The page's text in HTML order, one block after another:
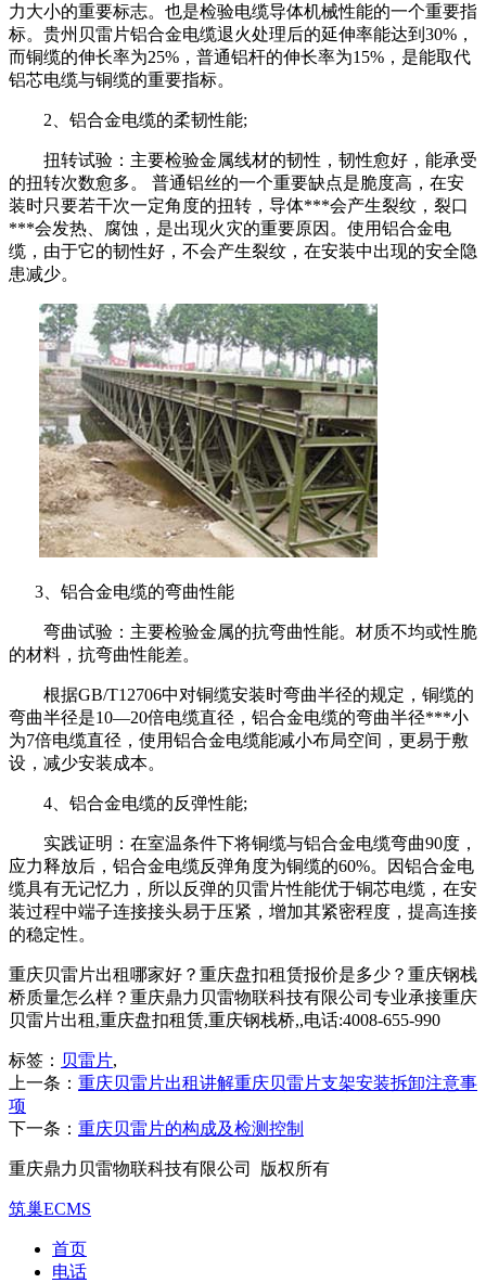
力大小的重要标志。也是检验电缆导体机械性能的一个重要指
标。贵州贝雷片铝合金电缆退火处理后的延伸率能达到30%，
而铜缆的伸长率为25%，普通铝杆的伸长率为15%，是能取代
铝芯电缆与铜缆的重要指标。
2、铝合金电缆的柔韧性能;
扭转试验：主要检验金属线材的韧性，韧性愈好，能承受
的扭转次数愈多。 普通铝丝的一个重要缺点是脆度高，在安
装时只要若干次一定角度的扭转，导体***会产生裂纹，裂口
***会发热、腐蚀，是出现火灾的重要原因。使用铝合金电
缆，由于它的韧性好，不会产生裂纹，在安装中出现的安全隐
患减少。
3、铝合金电缆的弯曲性能
弯曲试验：主要检验金属的抗弯曲性能。材质不均或性脆
的材料，抗弯曲性能差。
根据GB/T12706中对铜缆安装时弯曲半径的规定，铜缆的
弯曲半径是10—20倍电缆直径，铝合金电缆的弯曲半径***小
为7倍电缆直径，使用铝合金电缆能减小布局空间，更易于敷
设，减少安装成本。
4、铝合金电缆的反弹性能;
实践证明：在室温条件下将铜缆与铝合金电缆弯曲90度，
应力释放后，铝合金电缆反弹角度为铜缆的60%。因铝合金电
缆具有无记忆力，所以反弹的贝雷片性能优于铜芯电缆，在安
装过程中端子连接接头易于压紧，增加其紧密程度，提高连接
的稳定性。
重庆贝雷片出租哪家好？重庆盘扣租赁报价是多少？重庆钢栈
桥质量怎么样？重庆鼎力贝雷物联科技有限公司专业承接重庆
贝雷片出租,重庆盘扣租赁,重庆钢栈桥,,电话:4008-655-990
标签： 贝雷片,
上一条： 重庆贝雷片出租讲解重庆贝雷片支架安装拆卸注意事
项
下一条： 重庆贝雷片的构成及检测控制
重庆鼎力贝雷物联科技有限公司 版权所有
筑巢ECMS
首页
电话